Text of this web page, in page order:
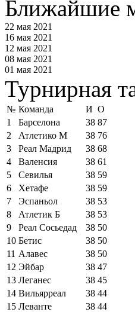
Ближайшие
22 мая 2021
16 мая 2021
12 мая 2021
08 мая 2021
01 мая 2021
Турнирная
№ Команда И О
1
Барселона 38 87
2
Атлетико М 38 76
3
Реал Мадрид 38 68
4
Валенсия 38 61
5
Севилья 38 59
6
Хетафе 38 59
7
Эспаньол 38 53
8
Атлетик Б 38 53
9
Реал Сосьедад 38 50
10 Бетис 38 50
11 Алавес 38 50
12 Эйбар 38 47
13 Леганес 38 45
14 Вильярреал 38 44
15 Леванте 38 44